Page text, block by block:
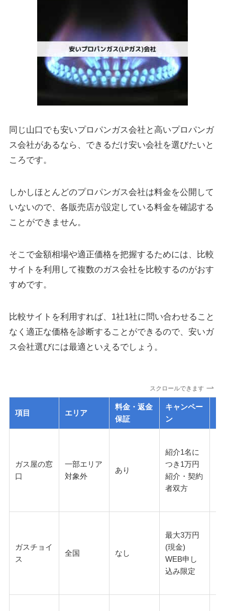
同じ山口でも安いプロパンガス会社と高いプロパンガ
ス会社があるなら、できるだけ安い会社を選びたいと
ころです。
しかしほとんどのプロパンガス会社は料金を公開して
いないので、各販売店が設定している料金を確認する
ことができません。
そこで金額相場や適正価格を把握するためには、比較
サイトを利用して複数のガス会社を比較するのがおす
すめです。
比較サイトを利用すれば、1社1社に問い合わせること
なく 適正な価格を診断することができるので、安いガ
ス会社選びには最適といえるでしょう。
スクロールできます
項目 エリア
料金・返金
保証
キャンペー
ン
ガス屋の窓
口
一部エリア
対象外
あり
紹介1名に
つき1万円
紹介・契約
者双方
ガスチョイ
ス
全国 なし
最大3万円
(現金)
WEB申し
込み限定